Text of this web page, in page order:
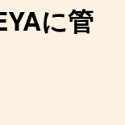
に管